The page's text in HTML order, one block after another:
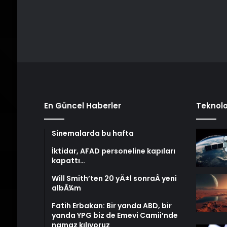
En Güncel Haberler
Sinemalarda bu hafta
İktidar, AFAD personeline kapıları
kapattı…
Will Smith’ten 20 yÄ±l sonraÂ yeni
albÃ¼m
Fatih Erbakan: Bir yanda ABD, bir
yanda YPG biz de Emevi Camii’nde
namaz kılıyoruz